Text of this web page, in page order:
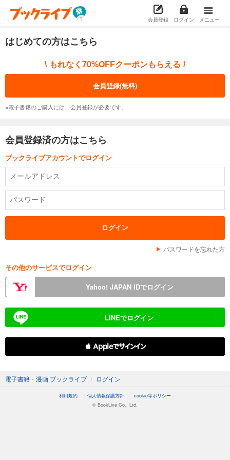
会員登録 ログイン メニュー
はじめての方はこちら
\ もれなく70%OFFクーポンもらえる /
会員登録(無料)
※電子書籍のご購入には、会員登録が必要です。
会員登録済の方はこちら
ブックライブアカウントでログイン
パスワードを忘れた方
その他のサービスでログイン
Yahoo! JAPAN IDでログイン
LINEでログイン
 Appleでサインイン
電子書籍・漫画 ブックライブ 〉 ログイン
利用規約 個人情報保護方針
cookie等ポリシー
© BookLive Co., Ltd.